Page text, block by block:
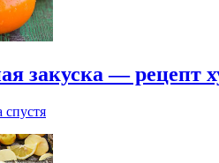
закуска — рецепт
спустя